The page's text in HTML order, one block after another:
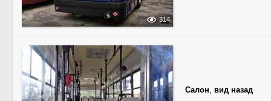
314
Салон, вид назад